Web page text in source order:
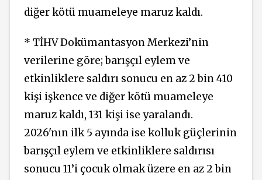
diğer kötü muameleye maruz kaldı.
* TİHV Dokümantasyon Merkezi’nin
verilerine göre; barışçıl eylem ve
etkinliklere saldırı sonucu en az 2 bin 410
kişi işkence ve diğer kötü muameleye
maruz kaldı, 131 kişi ise yaralandı.
2026'nın ilk 5 ayında ise kolluk güçlerinin
barışçıl eylem ve etkinliklere saldırısı
sonucu 11’i çocuk olmak üzere en az 2 bin